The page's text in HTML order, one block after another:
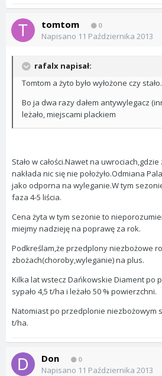
tomtom 0
Napisano 11 Października 2013
rafalx napisał:
Tomtom a żyto było wyłożone czy stało.
Bo ja dwa razy dałem antywylegacz
leżało, miejscami plackiem
Stało w całości.Nawet na
nakłada nic się nie położyło.Odmiana
jako odporna na wyleganie.W tym
faza 4-5 liścia.
Cena żyta w tym sezonie to
miejmy nadzieję na poprawę za rok.
Podkreślam,że przedplony niezbożowe
zbożach(choroby,wyleganie) na plus.
Kilka lat wstecz Dańkowskie Diament po
sypało 4,5 t/ha i leżało 50 % powierzchni.
Natomiast po przedplonie niezbożowym
t/ha.
Don 0
Napisano 11 Października 2013